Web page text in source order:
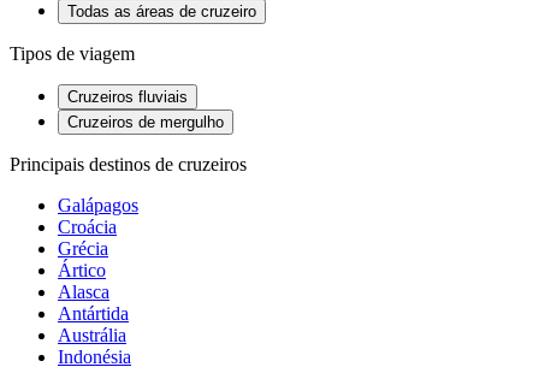
Todas as áreas de cruzeiro
Tipos de viagem
Cruzeiros fluviais
Cruzeiros de mergulho
Principais destinos de cruzeiros
Galápagos
Croácia
Grécia
Ártico
Alasca
Antártida
Austrália
Indonésia